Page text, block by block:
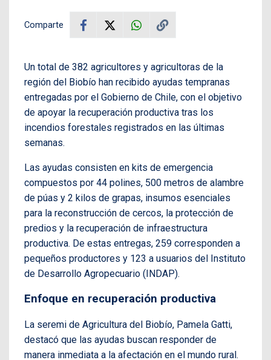
Comparte
Un total de 382 agricultores y agricultoras de la
región del Biobío han recibido ayudas tempranas
entregadas por el Gobierno de Chile, con el objetivo
de apoyar la recuperación productiva tras los
incendios forestales registrados en las últimas
semanas.
Las ayudas consisten en kits de emergencia
compuestos por 44 polines, 500 metros de alambre
de púas y 2 kilos de grapas, insumos esenciales
para la reconstrucción de cercos, la protección de
predios y la recuperación de infraestructura
productiva. De estas entregas, 259 corresponden a
pequeños productores y 123 a usuarios del Instituto
de Desarrollo Agropecuario (INDAP).
Enfoque en recuperación productiva
La seremi de Agricultura del Biobío, Pamela Gatti,
destacó que las ayudas buscan responder de
manera inmediata a la afectación en el mundo rural.